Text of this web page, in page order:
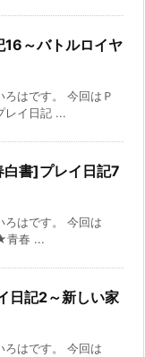
～バトルロイヤ
はです。 今回はＰ
レイ日記 ...
書]プレイ日記7
ろはです。 今回は
青春 ...
日記2～新しい家
ろはです。 今回は